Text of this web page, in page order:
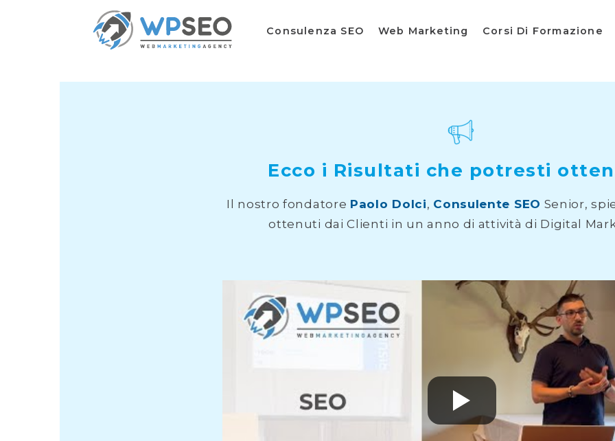
Consulenza SEO Web Marketing Corsi Di Formazione
Ecco i Risultati che potresti
Il nostro fondatore Paolo Dolci, Consulente SEO Senior,
ottenuti dai Clienti in un anno di attività di Digital